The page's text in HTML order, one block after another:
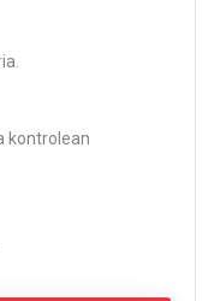
kontrolean